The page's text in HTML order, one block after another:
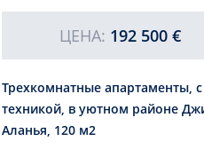
ЦЕНА: 192 500 €
Трехкомнатные апартаменты,
техникой, в уютном районе
Аланья, 120 м2